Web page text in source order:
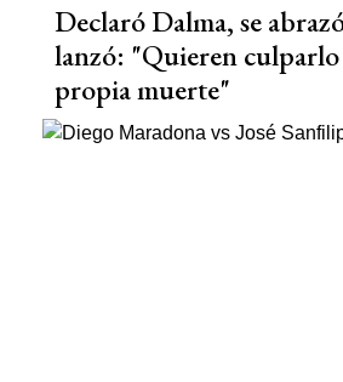
Declaró Dalma, se
lanzó: "Quieren
propia muerte"